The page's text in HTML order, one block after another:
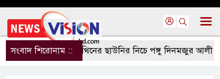
সংবাদ শিরোনাম ::পলিথিনের ছাউনির নিচে পঙ্গু দিনমজুর আলী